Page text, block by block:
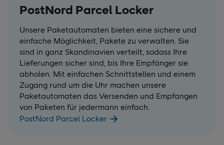
PostNord Parcel Locker
Unsere Paketautomaten bieten eine sichere und
einfache Möglichkeit, Pakete zu verwalten. Sie
sind in ganz Skandinavien verteilt, sodass Ihre
Lieferungen sicher sind, bis Ihre Empfänger sie
abholen. Mit einfachen Schnittstellen und einem
Zugang rund um die Uhr machen unsere
Paketautomaten das Versenden und Empfangen
von Paketen für jedermann einfach.
PostNord Parcel Locker